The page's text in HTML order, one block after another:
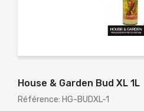
House & Garden Bud XL 1L
Référence: HG-BUDXL-1